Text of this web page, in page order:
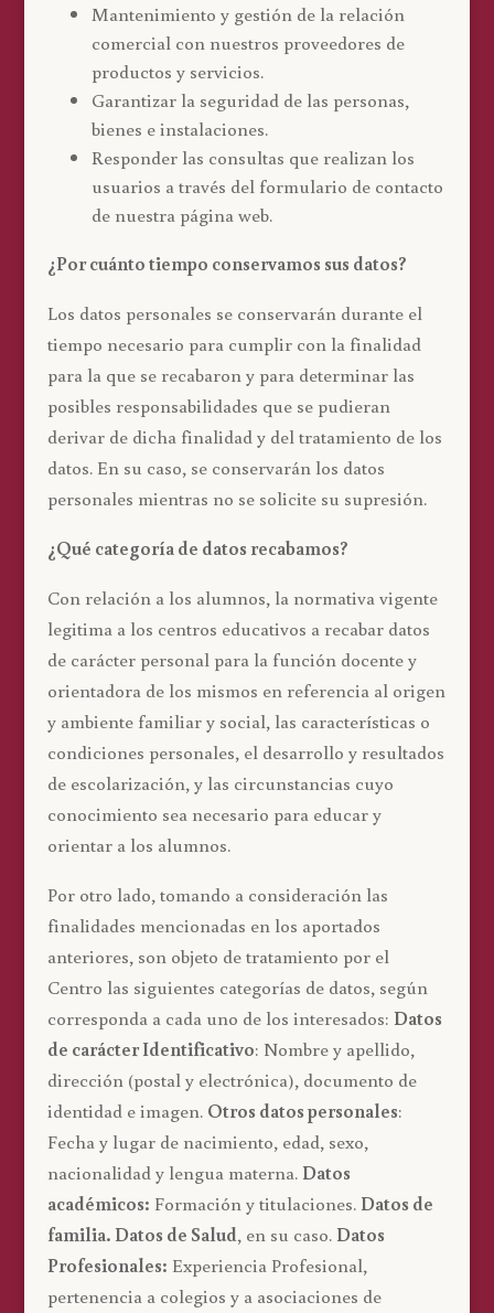
Mantenimiento y gestión de la relación
comercial con nuestros proveedores de
productos y servicios.
Garantizar la seguridad de las personas,
bienes e instalaciones.
Responder las consultas que realizan los
usuarios a través del formulario de contacto
de nuestra página web.
¿Por cuánto tiempo conservamos sus datos?
Los datos personales se conservarán durante el
tiempo necesario para cumplir con la finalidad
para la que se recabaron y para determinar las
posibles responsabilidades que se pudieran
derivar de dicha finalidad y del tratamiento de los
datos. En su caso, se conservarán los datos
personales mientras no se solicite su supresión.
¿Qué categoría de datos recabamos?
Con relación a los alumnos, la normativa vigente
legitima a los centros educativos a recabar datos
de carácter personal para la función docente y
orientadora de los mismos en referencia al origen
y ambiente familiar y social, las características o
condiciones personales, el desarrollo y resultados
de escolarización, y las circunstancias cuyo
conocimiento sea necesario para educar y
orientar a los alumnos.
Por otro lado, tomando a consideración las
finalidades mencionadas en los aportados
anteriores, son objeto de tratamiento por el
Centro las siguientes categorías de datos, según
corresponda a cada uno de los interesados: Datos
de carácter Identificativo: Nombre y apellido,
dirección (postal y electrónica), documento de
identidad e imagen. Otros datos personales:
Fecha y lugar de nacimiento, edad, sexo,
nacionalidad y lengua materna. Datos
académicos: Formación y titulaciones. Datos de
familia. Datos de Salud, en su caso. Datos
Profesionales: Experiencia Profesional,
pertenencia a colegios y a asociaciones de